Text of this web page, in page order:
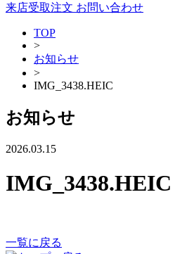
来店受取注文 お問い合わせ
TOP
>
お知らせ
>
IMG_3438.HEIC
お知らせ
2026.03.15
IMG_3438.HEIC
一覧に戻る